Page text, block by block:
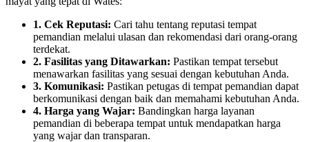
1. Cek Reputasi: Cari tahu tentang reputasi tempat
pemandian melalui ulasan dan rekomendasi dari orang-orang
terdekat.
2. Fasilitas yang Ditawarkan: Pastikan tempat tersebut
menawarkan fasilitas yang sesuai dengan kebutuhan Anda.
3. Komunikasi: Pastikan petugas di tempat pemandian dapat
berkomunikasi dengan baik dan memahami kebutuhan Anda.
4. Harga yang Wajar: Bandingkan harga layanan
pemandian di beberapa tempat untuk mendapatkan harga
yang wajar dan transparan.